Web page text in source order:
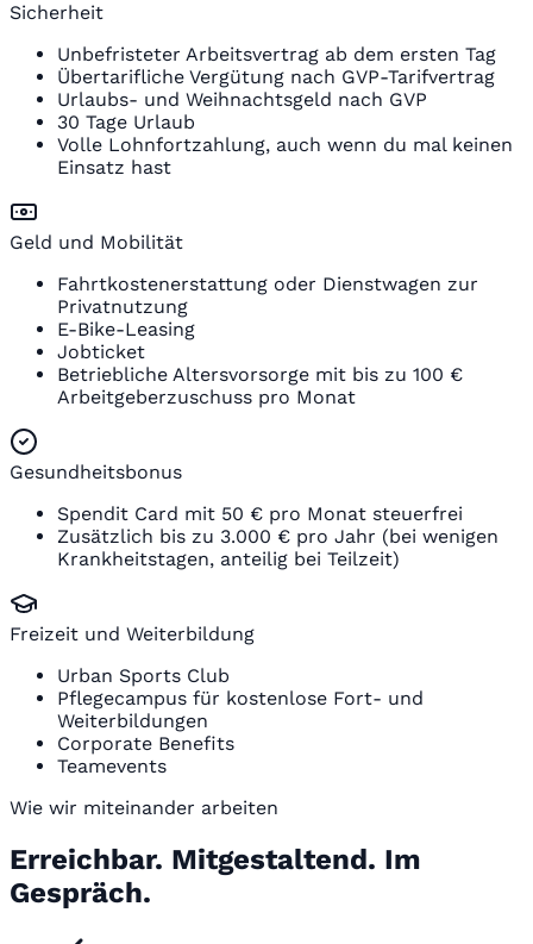
Sicherheit
Unbefristeter Arbeitsvertrag ab dem ersten Tag
Übertarifliche Vergütung nach GVP-Tarifvertrag
Urlaubs- und Weihnachtsgeld nach GVP
30 Tage Urlaub
Volle Lohnfortzahlung, auch wenn du mal keinen
Einsatz hast
Geld und Mobilität
Fahrtkostenerstattung oder Dienstwagen zur
Privatnutzung
E-Bike-Leasing
Jobticket
Betriebliche Altersvorsorge mit bis zu 100 €
Arbeitgeberzuschuss pro Monat
Gesundheitsbonus
Spendit Card mit 50 € pro Monat steuerfrei
Zusätzlich bis zu 3.000 € pro Jahr (bei wenigen
Krankheitstagen, anteilig bei Teilzeit)
Freizeit und Weiterbildung
Urban Sports Club
Pflegecampus für kostenlose Fort- und
Weiterbildungen
Corporate Benefits
Teamevents
Wie wir miteinander arbeiten
Erreichbar. Mitgestaltend. Im
Gespräch.